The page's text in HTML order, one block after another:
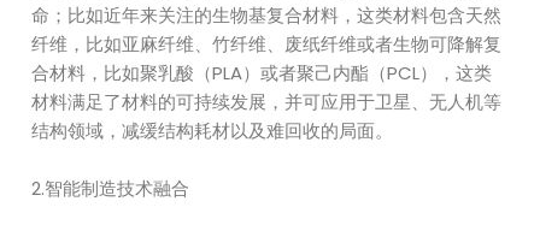
命；比如近年来关注的生物基复合材料，这类材料包含天然
纤维，比如亚麻纤维、竹纤维、废纸纤维或者生物可降解复
合材料，比如聚乳酸（PLA）或者聚己内酯（PCL），这类
材料满足了材料的可持续发展，并可应用于卫星、无人机等
结构领域，减缓结构耗材以及难回收的局面。
2.智能制造技术融合